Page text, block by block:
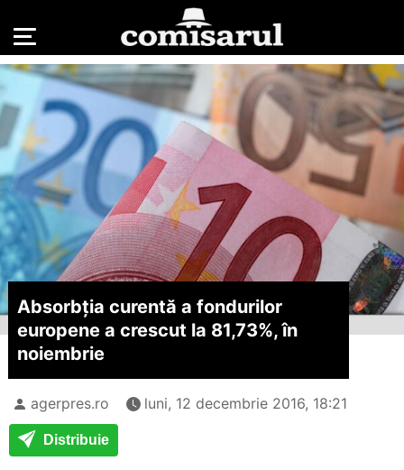
Absorbția curentă a fondurilor
europene a crescut la 81,73%, în
noiembrie
agerpres.ro luni, 12 decembrie 2016, 18:21
Distribuie